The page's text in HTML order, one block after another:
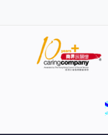
次對丹麥，比賽前
手。 莊嘉欣又說部
人欖球賽4月17至19